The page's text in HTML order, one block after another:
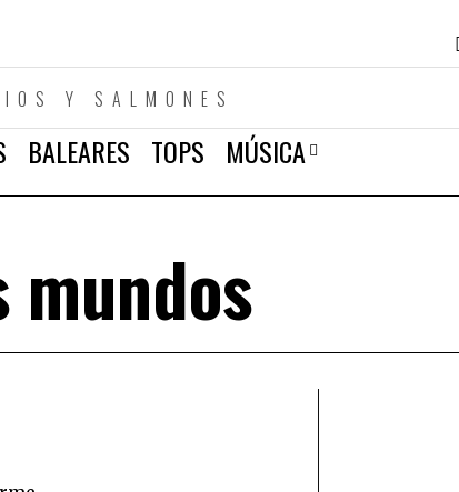
Y SALMONES
BALEARES TOPS
MÚSICA